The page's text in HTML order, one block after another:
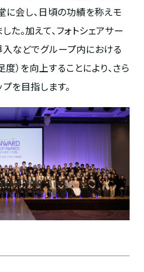
会し、日頃の功績を称えモ
た。加えて、フォトシェアサー
入などでグループ内における
度）を向上することにより、さら
を目指します。